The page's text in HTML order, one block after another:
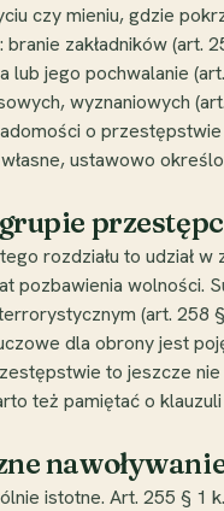
czy mieniu, gdzie
zakładników
lub jego pochwalanie
wyznaniowych
o
ustawowo
rozdziału to udział
pozbawienia
(art. 258
dla obrony jest
to jeszcze
też pamiętać o
istotne. Art. 255 § 1